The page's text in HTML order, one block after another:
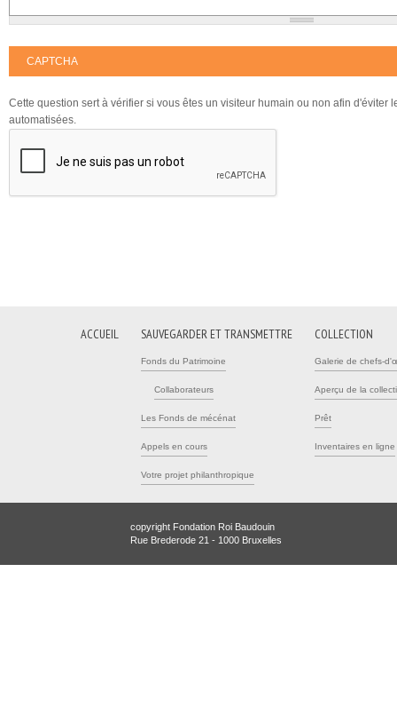
CAPTCHA
Cette question sert à vérifier si vous êtes un visiteur humain ou non afin d'éviter
automatisées.
ACCUEIL SAUVEGARDER ET TRANSMETTRE
Fonds du Patrimoine
Collaborateurs
Les Fonds de mécénat
Appels en cours
Votre projet philanthropique
COLLECTION
Galerie de chefs-
Aperçu de la
Prêt
Inventaires en ligne
copyright Fondation Roi Baudouin
Rue Brederode 21 - 1000 Bruxelles